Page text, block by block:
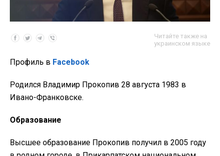
Читайте также на
украинском языке
Профиль в Facebook
Родился Владимир Прокопив 28 августа 1983 в
Ивано-Франковске.
Образование
Высшее образование Прокопив получил в 2005 году